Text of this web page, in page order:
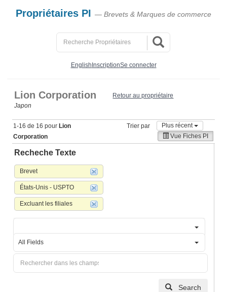
Propriétaires PI — Brevets & Marques de commerce
English InscriptionSe connecter
Lion Corporation
Japon
Retour au propriétaire
1-16 de 16 pour Lion
Corporation
Trier par
Plus récent
Vue Fiches PI
Recheche Texte
Brevet
États-Unis - USPTO
Excluant les filiales
All Fields
Search